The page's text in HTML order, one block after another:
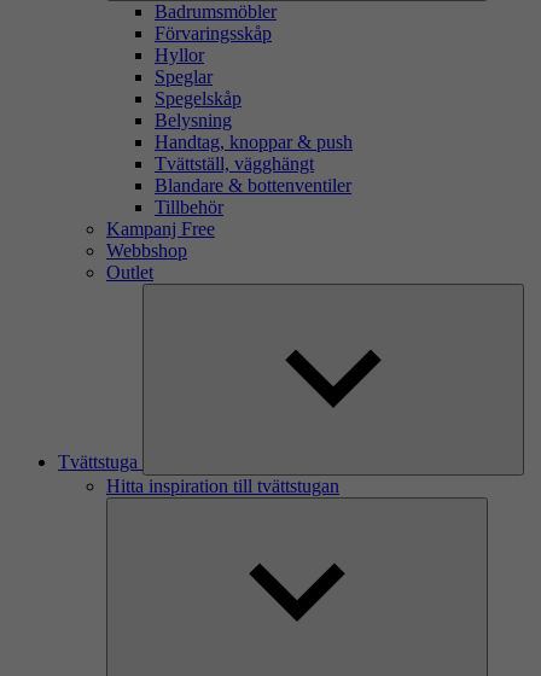
Badrumsmöbler
Förvaringsskåp
Hyllor
Speglar
Spegelskåp
Belysning
Handtag, knoppar & push
Tvättställ, vägghängt
Blandare & bottenventiler
Tillbehör
Kampanj Free
Webbshop
Outlet
Tvättstuga
Hitta inspiration till tvättstugan